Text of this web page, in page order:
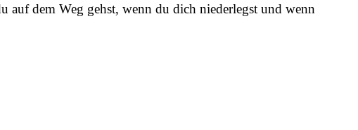
dem Weg gehst, wenn du dich niederlegst und wenn